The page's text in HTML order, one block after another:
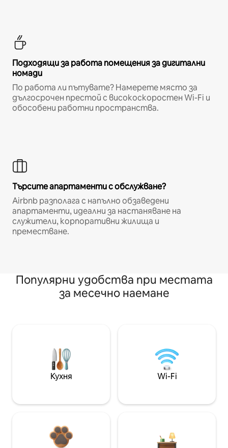
Подходящи за работа помещения за дигитални
номади
По работа ли пътувате? Намерете място за
дългосрочен престой с високоскоростен Wi-Fi и
обособени работни пространства.
Търсите апартаменти с обслужване?
Airbnb разполага с напълно обзаведени
апартаменти, идеални за настаняване на
служители, корпоративни жилища и
преместване.
Популярни удобства при местата
за месечно наемане
Кухня Wi-Fi